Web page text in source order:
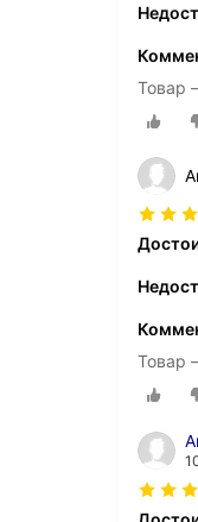
Товар
Товар